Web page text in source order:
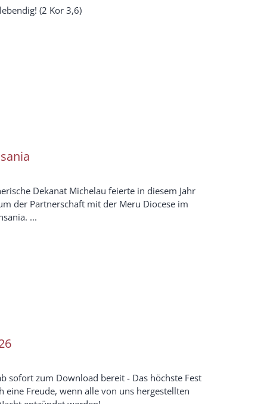
(2 Kor 3,6)
Dekanat Michelau feierte in diesem Jahr
der Partnerschaft mit der Meru Diocese im
...
sofort zum Download bereit - Das höchste Fest
eine Freude, wenn alle von uns hergestellten